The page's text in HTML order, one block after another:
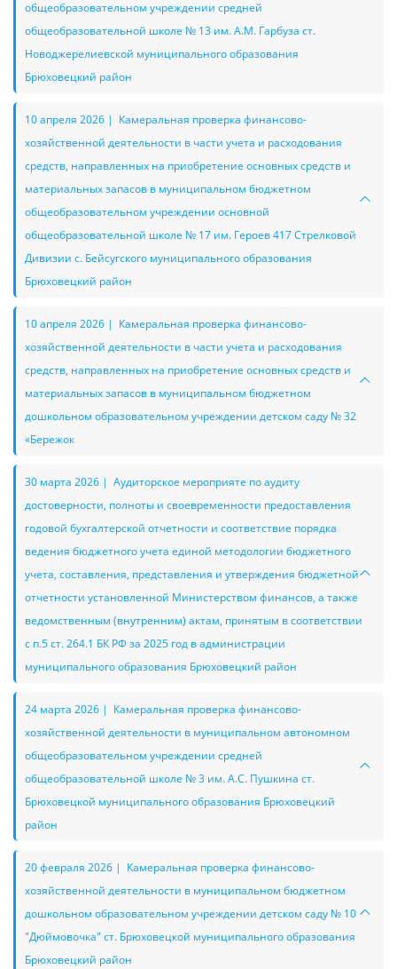
общеобразовательном учреждении средней
общеобразовательной школе № 13 им. А.М. Гарбуза ст.
Новоджерелиевской муниципального образования
Брюховецкий район
10 апреля 2026 | Камеральная проверка финансово-
хозяйственной деятельности в части учета и расходования
средств, направленных на приобретение основных средств и
материальных запасов в муниципальном бюджетном
общеобразовательном учреждении основной
общеобразовательной школе № 17 им. Героев 417 Стрелковой
Дивизии с. Бейсугского муниципального образования
Брюховецкий район
10 апреля 2026 | Камеральная проверка финансово-
хозяйственной деятельности в части учета и расходования
средств, направленных на приобретение основных средств и
материальных запасов в муниципальном бюджетном
дошкольном образовательном учреждении детском саду № 32
«Бережок
30 марта 2026 | Аудиторское мероприяте по аудиту
достоверности, полноты и своевременности предоставления
годовой бухгалтерской отчетности и соответствие порядка
ведения бюджетного учета единой методологии бюджетного
учета, составления, представления и утверждения бюджетной
отчетности установленной Министерством финансов, а также
ведомственным (внутренним) актам, принятым в соответствии
с п.5 ст. 264.1 БК РФ за 2025 год в администрации
муниципального образования Брюховецкий район
24 марта 2026 | Камеральная проверка финансово-
хозяйственной деятельности в муниципальном автономном
общеобразовательном учреждении средней
общеобразовательной школе № 3 им. А.С. Пушкина ст.
Брюховецкой муниципального образования Брюховецкий
район
20 февраля 2026 | Камеральная проверка финансово-
хозяйственной деятельности в муниципальном бюджетном
дошкольном образовательном учреждении детском саду № 10
"Дюймовочка" ст. Брюховецкой муниципального образования
Брюховецкий район